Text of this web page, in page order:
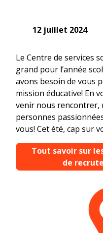
12 juillet 2024
Le Centre de services
grand pour l’année
avons besoin de vous
mission éducative! En
venir nous rencontrer,
personnes
vous! Cet été, cap sur
Tout savoir sur
de